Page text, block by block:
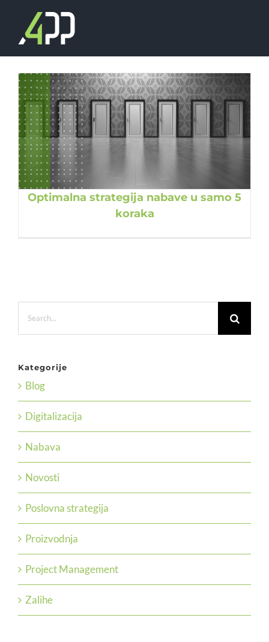
content
Optimalna strategija nabave u samo 5
koraka
Kategorije
Blog
Digitalizacija
Nabava
Novosti
Poslovna strategija
Proizvodnja
Project Management
Zalihe